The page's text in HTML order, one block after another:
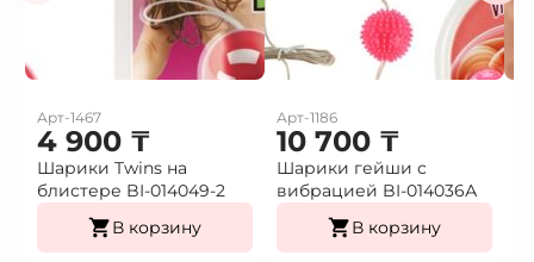
Арт-1467
4 900 ₸
Шарики Twins на
блистере BI-014049-2
В корзину
Арт-1186
10 700 ₸
Шарики гейши с
вибрацией BI-014036А
В корзину